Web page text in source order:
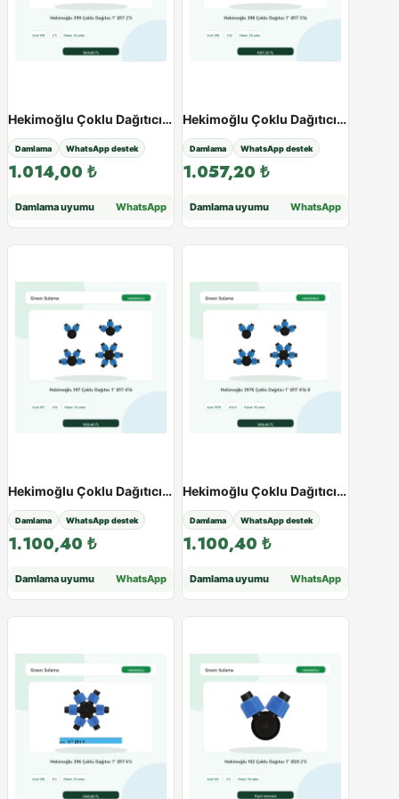
Hekimoğlu Çoklu Dağıtıcı 1″ Ø17 - Paketli Ürün - Varyant 38551
Damlama WhatsApp destek
1.014,00 ₺
Damlama uyumu WhatsApp
Hekimoğlu Çoklu Dağıtıcı 1″ Ø17 - Paketli Ürün - Varyant 38552
Damlama WhatsApp destek
1.057,20 ₺
Damlama uyumu WhatsApp
Hekimoğlu Çoklu Dağıtıcı 1″ Ø17 - Paketli Ürün - Varyant 38553
Damlama WhatsApp destek
1.100,40 ₺
Damlama uyumu WhatsApp
Hekimoğlu Çoklu Dağıtıcı 1″ Ø17 - Paketli Ürün - Varyant 38554
Damlama WhatsApp destek
1.100,40 ₺
Damlama uyumu WhatsApp